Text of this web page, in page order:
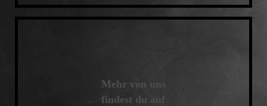
Mehr von uns
findest du auf